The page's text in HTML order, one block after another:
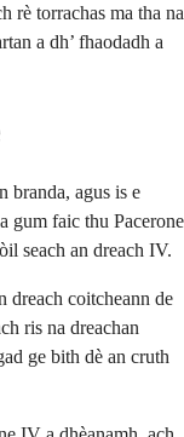
rè torrachas ma tha na
a dh’ fhaodadh a
branda, agus is e
gum faic thu Pacerone
seach an dreach IV.
dreach coitcheann de
ris na dreachan
ge bith dè an cruth